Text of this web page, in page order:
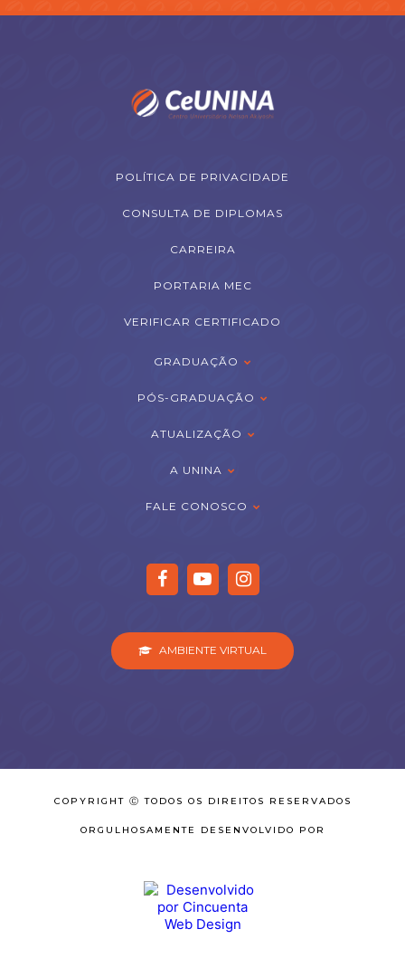
POLÍTICA DE PRIVACIDADE
CONSULTA DE DIPLOMAS
CARREIRA
PORTARIA MEC
VERIFICAR CERTIFICADO
GRADUAÇÃO
PÓS-GRADUAÇÃO
ATUALIZAÇÃO
A UNINA
FALE CONOSCO
AMBIENTE VIRTUAL
COPYRIGHT Ⓒ TODOS OS DIREITOS RESERVADOS
ORGULHOSAMENTE DESENVOLVIDO POR